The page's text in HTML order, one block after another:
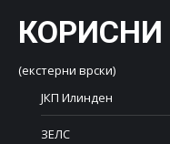
(екстерни врски)
ЈКП Илинден
ЗЕЛС